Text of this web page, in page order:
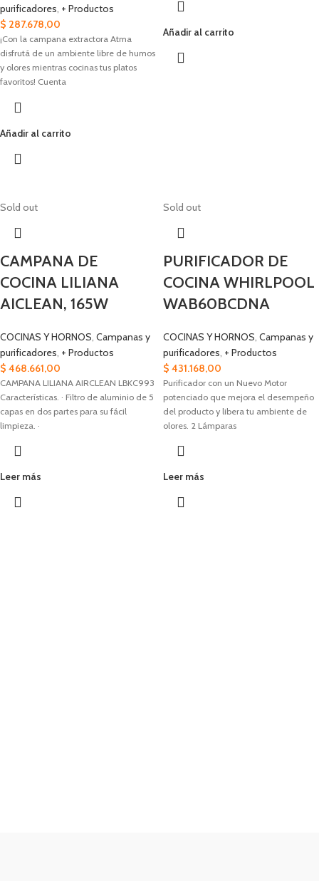
purificadores, + Productos
$ 287.678,00
¡Con la campana extractora Atma
disfrutá de un ambiente libre de humos
y olores mientras cocinas tus platos
favoritos! Cuenta
Añadir al carrito
Añadir al carrito
Sold out
CAMPANA DE
COCINA LILIANA
AICLEAN, 165W
COCINAS Y HORNOS, Campanas y
purificadores, + Productos
$ 468.661,00
CAMPANA LILIANA AIRCLEAN LBKC993
Características. · Filtro de aluminio de 5
capas en dos partes para su fácil
limpieza. ·
Leer más
Sold out
PURIFICADOR DE
COCINA WHIRLPOOL
WAB60BCDNA
COCINAS Y HORNOS, Campanas y
purificadores, + Productos
$ 431.168,00
Purificador con un Nuevo Motor
potenciado que mejora el desempeño
del producto y libera tu ambiente de
olores. 2 Lámparas
Leer más